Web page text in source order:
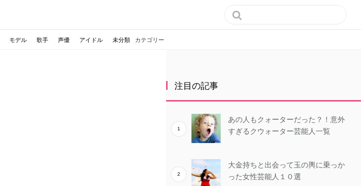

カテゴリー
モデル 歌手 声優 アイドル 未分類
注目の記事
あの人もクォーターだった？！意外
すぎるクウォーター芸能人一覧
大金持ちと出会って玉の輿に乗っか
った女性芸能人１０選